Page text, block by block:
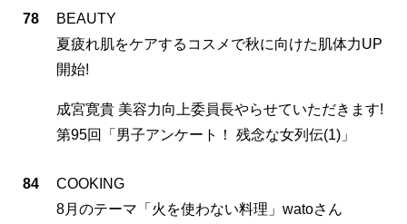
78
BEAUTY
夏疲れ肌をケアするコスメで秋に向けた肌体力UP
開始!
成宮寛貴 美容力向上委員長やらせていただきます!
第95回「男子アンケート！ 残念な女列伝(1)」
84
COOKING
8月のテーマ「火を使わない料理」watoさん